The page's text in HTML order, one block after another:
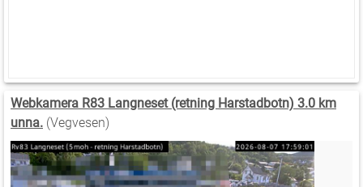
Webkamera R83 Langneset (retning Harstadbotn) 3.0 km
unna. (Vegvesen)